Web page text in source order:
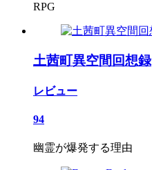
RPG
土茜町異空間回想録
レビュー
94
幽霊が爆発する理由